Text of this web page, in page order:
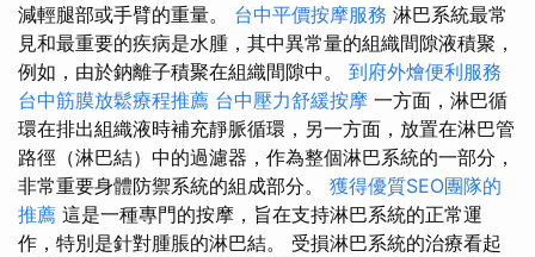
減輕腿部或手臂的重量。 台中平價按摩服務 淋巴系統最常
見和最重要的疾病是水腫，其中異常量的組織間隙液積聚，
例如，由於鈉離子積聚在組織間隙中。 到府外燴便利服務
台中筋膜放鬆療程推薦 台中壓力舒緩按摩 一方面，淋巴循
環在排出組織液時補充靜脈循環，另一方面，放置在淋巴管
路徑（淋巴結）中的過濾器，作為整個淋巴系統的一部分，
非常重要身體防禦系統的組成部分。 獲得優質SEO團隊的
推薦 這是一種專門的按摩，旨在支持淋巴系統的正常運
作，特別是針對腫脹的淋巴結。 受損淋巴系統的治療看起